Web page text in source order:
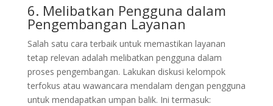
6. Melibatkan Pengguna dalam
Pengembangan Layanan
Salah satu cara terbaik untuk memastikan layanan
tetap relevan adalah melibatkan pengguna dalam
proses pengembangan. Lakukan diskusi kelompok
terfokus atau wawancara mendalam dengan pengguna
untuk mendapatkan umpan balik. Ini termasuk: